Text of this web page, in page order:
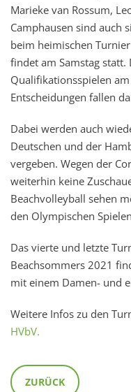
Marieke van Rossum,
Camphausen sind auch
beim heimischen
findet am Samstag
Qualifikationsspielen
Entscheidungen fallen
Dabei werden auch
Deutschen und der
vergeben. Wegen der
weiterhin keine
Beachvolleyball sehen
den Olympischen
Das vierte und letzte
Beachsommers 2021
mit einem Damen- und
Weitere Infos zu den
HVbV.
ZURÜCK